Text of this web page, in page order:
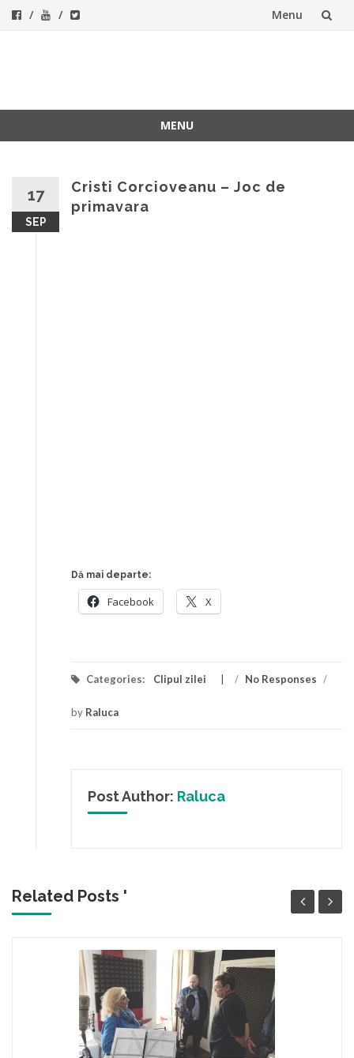
Menu
MENU
17
SEP
Cristi Corcioveanu – Joc de
primavara
Dă mai departe:
Facebook X
Categories: Clipul zilei / No Responses /
by Raluca
Post Author: Raluca
Related Posts '